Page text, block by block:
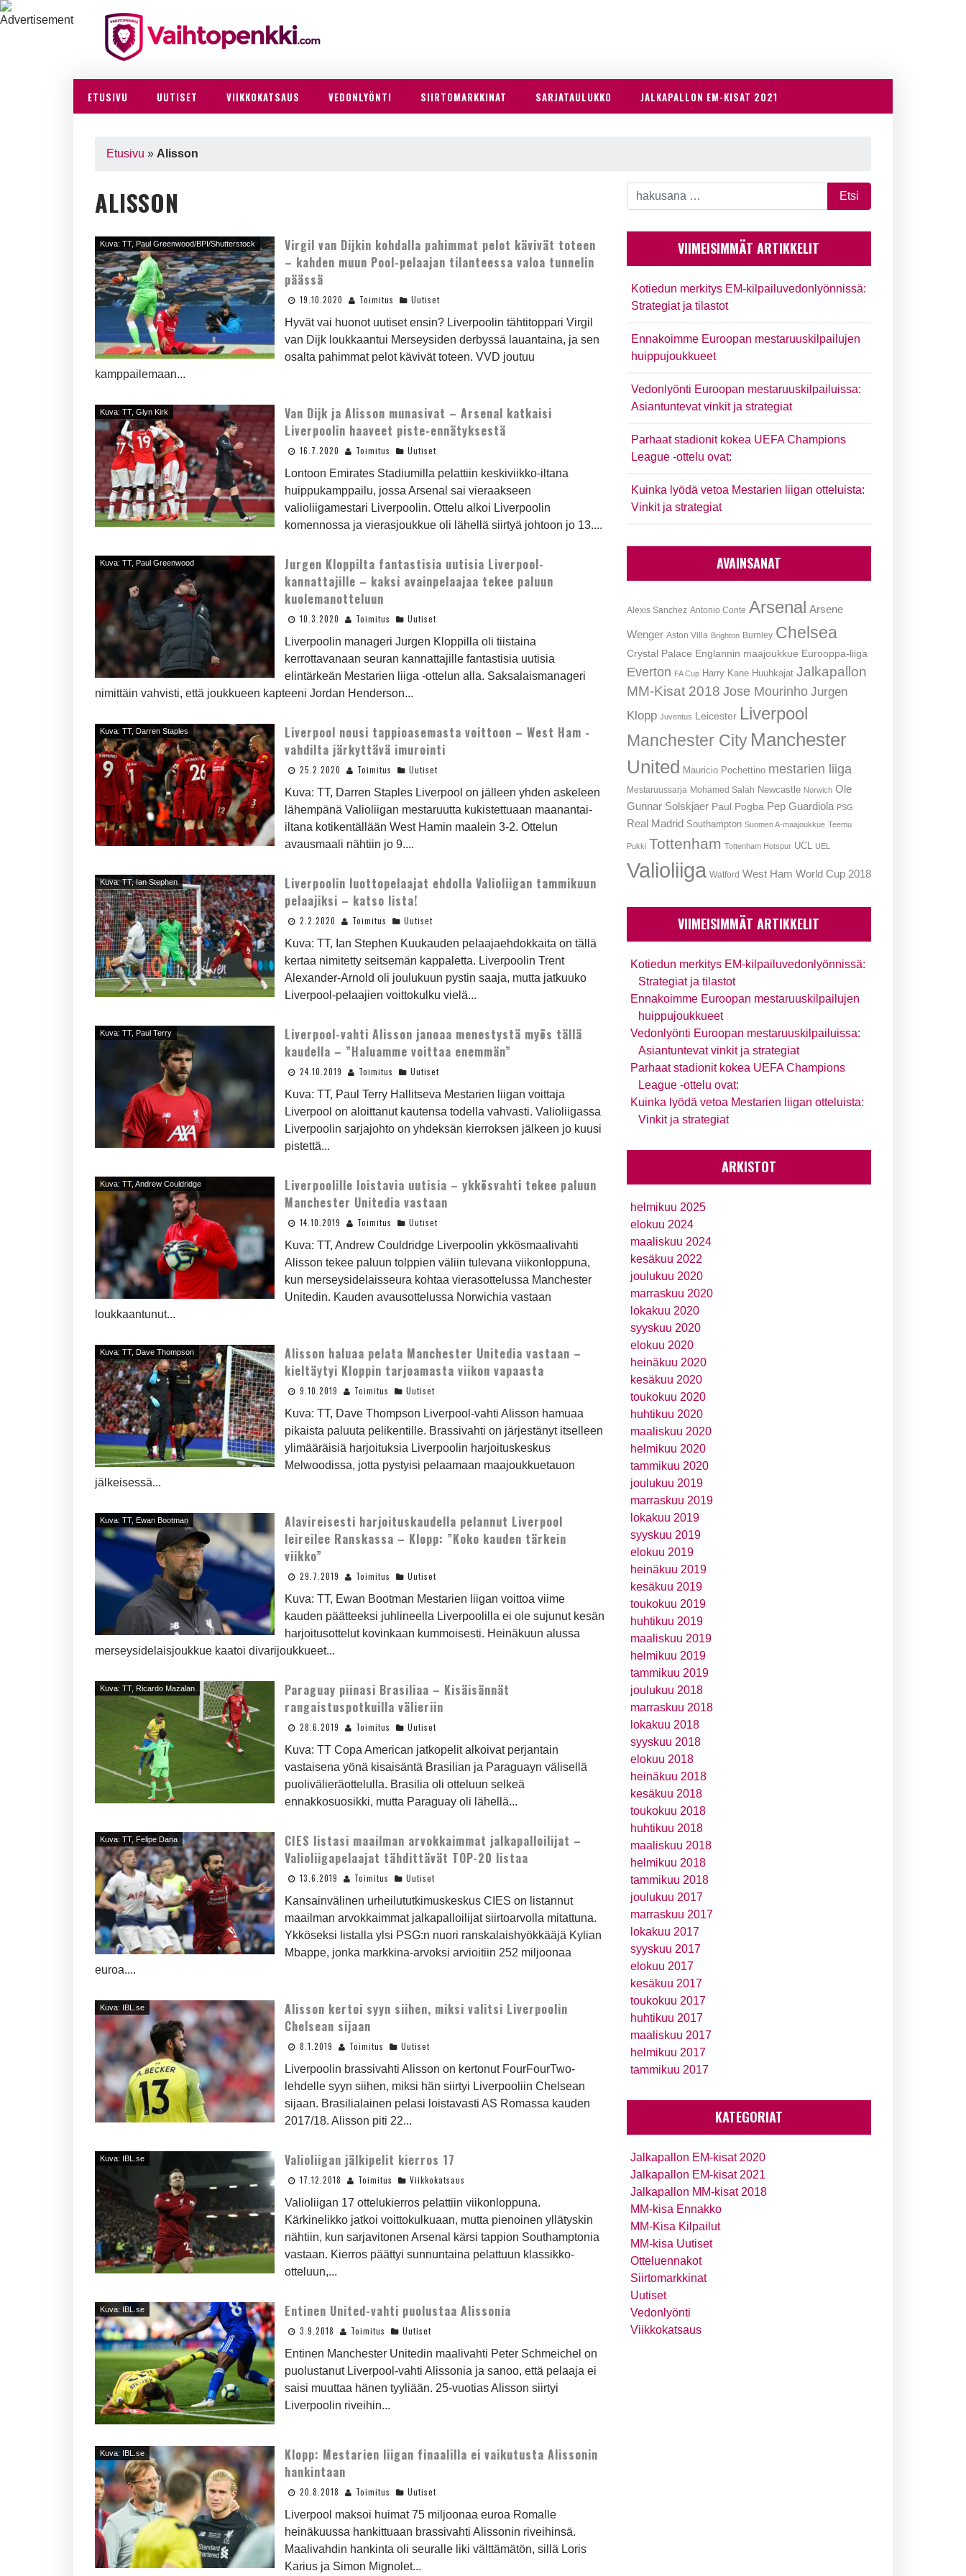
ETUSIVU UUTISET VIIKKOKATSAUS VEDONLYÖNTI SIIRTOMARKKINAT SARJATAULUKKO JALKAPALLON EM-KISAT 2021
Etusivu » Alisson
ALISSON
Kuva: TT, Paul Greenwood/BPI/Shutterstock
Virgil van Dijkin kohdalla pahimmat pelot kävivät toteen
– kahden muun Pool-pelaajan tilanteessa valoa tunnelin
päässä
19.10.2020 Toimitus Uutiset
Hyvät vai huonot uutiset ensin? Liverpoolin tähtitoppari Virgil
van Dijk loukkaantui Merseysiden derbyssä lauantaina, ja sen
osalta pahimmat pelot kävivät toteen. VVD joutuu
kamppailemaan...
Kuva: TT, Glyn Kirk
Van Dijk ja Alisson munasivat – Arsenal katkaisi
Liverpoolin haaveet piste-ennätyksestä
16.7.2020 Toimitus Uutiset
Lontoon Emirates Stadiumilla pelattiin keskiviikko-iltana
huippukamppailu, jossa Arsenal sai vieraakseen
valioliigamestari Liverpoolin. Ottelu alkoi Liverpoolin
komennossa ja vierasjoukkue oli lähellä siirtyä johtoon jo 13....
Kuva: TT, Paul Greenwood
Jurgen Kloppilta fantastisia uutisia Liverpool-
kannattajille – kaksi avainpelaajaa tekee paluun
kuolemanotteluun
10.3.2020 Toimitus Uutiset
Liverpoolin manageri Jurgen Kloppilla oli tiistaina
kerrottavanaan seuran kannattajille fantastisia uutisia
elintärkeän Mestarien liiga -ottelun alla. Saksalaismanageri
nimittäin vahvisti, että joukkueen kapteeni Jordan Henderson...
Kuva: TT, Darren Staples
Liverpool nousi tappioasemasta voittoon – West Ham -
vahdilta järkyttävä imurointi
25.2.2020 Toimitus Uutiset
Kuva: TT, Darren Staples Liverpool on jälleen yhden askeleen
lähempänä Valioliigan mestaruutta kukistettuaan maanantai-
iltana kotikentällään West Hamin maalein 3-2. Ottelun
avausmaali nähtiin jo 9....
Kuva: TT, Ian Stephen
Liverpoolin luottopelaajat ehdolla Valioliigan tammikuun
pelaajiksi – katso lista!
2.2.2020 Toimitus Uutiset
Kuva: TT, Ian Stephen Kuukauden pelaajaehdokkaita on tällä
kertaa nimitetty seitsemän kappaletta. Liverpoolin Trent
Alexander-Arnold oli joulukuun pystin saaja, mutta jatkuuko
Liverpool-pelaajien voittokulku vielä...
Kuva: TT, Paul Terry
Liverpool-vahti Alisson janoaa menestystä myös tällä
kaudella – ”Haluamme voittaa enemmän”
24.10.2019 Toimitus Uutiset
Kuva: TT, Paul Terry Hallitseva Mestarien liigan voittaja
Liverpool on aloittanut kautensa todella vahvasti. Valioliigassa
Liverpoolin sarjajohto on yhdeksän kierroksen jälkeen jo kuusi
pistettä...
Kuva: TT, Andrew Couldridge
Liverpoolille loistavia uutisia – ykkösvahti tekee paluun
Manchester Unitedia vastaan
14.10.2019 Toimitus Uutiset
Kuva: TT, Andrew Couldridge Liverpoolin ykkösmaalivahti
Alisson tekee paluun tolppien väliin tulevana viikonloppuna,
kun merseysidelaisseura kohtaa vierasottelussa Manchester
Unitedin. Kauden avausottelussa Norwichia vastaan
loukkaantunut...
Kuva: TT, Dave Thompson
Alisson haluaa pelata Manchester Unitedia vastaan –
kieltäytyi Kloppin tarjoamasta viikon vapaasta
9.10.2019 Toimitus Uutiset
Kuva: TT, Dave Thompson Liverpool-vahti Alisson hamuaa
pikaista paluuta pelikentille. Brassivahti on järjestänyt itselleen
ylimääräisiä harjoituksia Liverpoolin harjoituskeskus
Melwoodissa, jotta pystyisi pelaamaan maajoukkuetauon
jälkeisessä...
Kuva: TT, Ewan Bootman
Alavireisesti harjoituskaudella pelannut Liverpool
leireilee Ranskassa – Klopp: ”Koko kauden tärkein
viikko”
29.7.2019 Toimitus Uutiset
Kuva: TT, Ewan Bootman Mestarien liigan voittoa viime
kauden päätteeksi juhlineella Liverpoolilla ei ole sujunut kesän
harjoitusottelut kovinkaan kummoisesti. Heinäkuun alussa
merseysidelaisjoukkue kaatoi divarijoukkueet...
Kuva: TT, Ricardo Mazalan
Paraguay piinasi Brasiliaa – Kisäisännät
rangaistuspotkuilla välieriin
28.6.2019 Toimitus Uutiset
Kuva: TT Copa American jatkopelit alkoivat perjantain
vastaisena yönä kisaisäntä Brasilian ja Paraguayn välisellä
puolivälieräottelulla. Brasilia oli otteluun selkeä
ennakkosuosikki, mutta Paraguay oli lähellä...
Kuva: TT, Felipe Dana
CIES listasi maailman arvokkaimmat jalkapalloilijat –
Valioliigapelaajat tähdittävät TOP-20 listaa
13.6.2019 Toimitus Uutiset
Kansainvälinen urheilututkimuskeskus CIES on listannut
maailman arvokkaimmat jalkapalloilijat siirtoarvolla mitattuna.
Ykköseksi listalla ylsi PSG:n nuori ranskalaishyökkääjä Kylian
Mbappe, jonka markkina-arvoksi arvioitiin 252 miljoonaa
euroa....
Kuva: IBL.se
Alisson kertoi syyn siihen, miksi valitsi Liverpoolin
Chelsean sijaan
8.1.2019 Toimitus Uutiset
Liverpoolin brassivahti Alisson on kertonut FourFourTwo-
lehdelle syyn siihen, miksi hän siirtyi Liverpooliin Chelsean
sijaan. Brasilialainen pelasi loistavasti AS Romassa kauden
2017/18. Alisson piti 22...
Kuva: IBL.se Valioliigan jälkipelit kierros 17
17.12.2018 Toimitus Viikkokatsaus
Valioliigan 17 ottelukierros pelattiin viikonloppuna.
Kärkinelikko jatkoi voittokulkuaan, mutta pienoinen yllätyskin
nähtiin, kun sarjavitonen Arsenal kärsi tappion Southamptonia
vastaan. Kierros päättyi sunnuntaina pelattuun klassikko-
otteluun,...
Kuva: IBL.se Entinen United-vahti puolustaa Alissonia
3.9.2018 Toimitus Uutiset
Entinen Manchester Unitedin maalivahti Peter Schmeichel on
puolustanut Liverpool-vahti Alissonia ja sanoo, että pelaaja ei
saisi muuttaa hänen tyyliään. 25-vuotias Alisson siirtyi
Liverpoolin riveihin...
Kuva: IBL.se
Klopp: Mestarien liigan finaalilla ei vaikutusta Alissonin
hankintaan
20.8.2018 Toimitus Uutiset
Liverpool maksoi huimat 75 miljoonaa euroa Romalle
heinäkuussa hankittuaan brassivahti Alissonin riveihinsä.
Maalivahdin hankinta oli seuralle liki välttämätön, sillä Loris
Karius ja Simon Mignolet...
VIIMEISIMMÄT ARTIKKELIT
Kotiedun merkitys EM-kilpailuvedonlyönnissä:
Strategiat ja tilastot
Ennakoimme Euroopan mestaruuskilpailujen
huippujoukkueet
Vedonlyönti Euroopan mestaruuskilpailuissa:
Asiantuntevat vinkit ja strategiat
Parhaat stadionit kokea UEFA Champions
League -ottelu ovat:
Kuinka lyödä vetoa Mestarien liigan otteluista:
Vinkit ja strategiat
AVAINSANAT
Alexis Sanchez Antonio Conte Arsenal Arsene
Wenger Aston Villa Brighton Burnley Chelsea
Crystal Palace Englannin maajoukkue Eurooppa-liiga
Everton FA Cup Harry Kane Huuhkajat Jalkapallon
MM-Kisat 2018 Jose Mourinho Jurgen
Klopp Juventus Leicester Liverpool
Manchester City Manchester
United
Mauricio Pochettino mestarien liiga
Mestaruussarja Mohamed Salah Newcastle Norwich Ole
Gunnar Solskjaer Paul Pogba Pep Guardiola PSG
Real Madrid Southampton Suomen A-maajoukkue Teemu
Pukki Tottenham Tottenham Hotspur UCL UEL
Valioliiga Watford West Ham World Cup 2018
VIIMEISIMMÄT ARTIKKELIT
Kotiedun merkitys EM-kilpailuvedonlyönnissä:
Strategiat ja tilastot
Ennakoimme Euroopan mestaruuskilpailujen
huippujoukkueet
Vedonlyönti Euroopan mestaruuskilpailuissa:
Asiantuntevat vinkit ja strategiat
Parhaat stadionit kokea UEFA Champions
League -ottelu ovat:
Kuinka lyödä vetoa Mestarien liigan otteluista:
Vinkit ja strategiat
ARKISTOT
helmikuu 2025
elokuu 2024
maaliskuu 2024
kesäkuu 2022
joulukuu 2020
marraskuu 2020
lokakuu 2020
syyskuu 2020
elokuu 2020
heinäkuu 2020
kesäkuu 2020
toukokuu 2020
huhtikuu 2020
maaliskuu 2020
helmikuu 2020
tammikuu 2020
joulukuu 2019
marraskuu 2019
lokakuu 2019
syyskuu 2019
elokuu 2019
heinäkuu 2019
kesäkuu 2019
toukokuu 2019
huhtikuu 2019
maaliskuu 2019
helmikuu 2019
tammikuu 2019
joulukuu 2018
marraskuu 2018
lokakuu 2018
syyskuu 2018
elokuu 2018
heinäkuu 2018
kesäkuu 2018
toukokuu 2018
huhtikuu 2018
maaliskuu 2018
helmikuu 2018
tammikuu 2018
joulukuu 2017
marraskuu 2017
lokakuu 2017
syyskuu 2017
elokuu 2017
kesäkuu 2017
toukokuu 2017
huhtikuu 2017
maaliskuu 2017
helmikuu 2017
tammikuu 2017
KATEGORIAT
Jalkapallon EM-kisat 2020
Jalkapallon EM-kisat 2021
Jalkapallon MM-kisat 2018
MM-kisa Ennakko
MM-Kisa Kilpailut
MM-kisa Uutiset
Otteluennakot
Siirtomarkkinat
Uutiset
Vedonlyönti
Viikkokatsaus